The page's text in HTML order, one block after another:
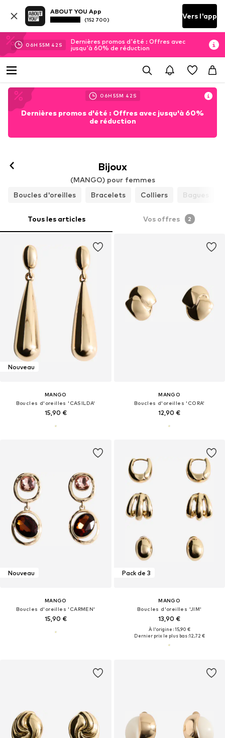
ABOUT YOU App
(152 700) Vers l'app
06H 55M 40 S
Dernières promos d'été : Offres avec
jusqu'à 60% de réduction
06H 55M 40 S
Dernières promos d'été : Offres avec jusqu'à 60%
de réduction
Bijoux
(MANGO) pour femmes
Boucles d'oreilles
Bracelets Colliers Bagues
Tous les articles Vos offres 2
Nouveau
MANGO
Boucles d'oreilles 'CASILDA'
15,90 €
MANGO
Boucles d'oreilles 'CORA'
12,90 €
Nouveau
MANGO
Boucles d'oreilles 'CARMEN'
15,90 €
Pack de 3
MANGO
Boucles d'oreilles 'JIM'
13,90 €
À l'origine : 15,90 €
Dernier prix le plus bas :12,72 €